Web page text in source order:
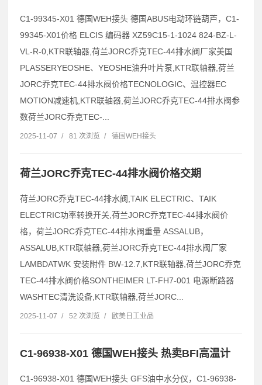
C1-99345-X01 德国WEH接头 德国ABUS电动环链葫芦，C1-
99345-X01价格 ELCIS 编码器 XZ59C15-1-1024 824-BZ-L-
VL-R-0,KTR联轴器,荷兰JORC乔克TEC-44排水阀厂家美国
PLASSERYEOSHE、YEOSHE油升叶片泵,KTR联轴器,荷兰
JORC乔克TEC-44排水阀价格TECNOLOGIC、温控器EC
MOTION减速机,KTR联轴器,荷兰JORC乔克TEC-44排水阀参
数荷兰JORC乔克TEC-...
2025-11-07 / 81 次浏览 / 德国WEH接头
荷兰JORC乔克TEC-44排水阀价格交期
荷兰JORC乔克TEC-44排水阀,TAIK ELECTRIC、TAIK
ELECTRIC功率转换开关,荷兰JORC乔克TEC-44排水阀价
格，荷兰JORC乔克TEC-44排水阀重量 ASSALUB，
ASSALUB,KTR联轴器,荷兰JORC乔克TEC-44排水阀厂家
LAMBDATWK 安装附件 BW-12.7,KTR联轴器,荷兰JORC乔克
TEC-44排水阀价格SONTHEIMER LT-FH7-001 电源断路器
WASHTEC清洗设备,KTR联轴器,荷兰JORC...
2025-11-07 / 52 次浏览 / 欧美日工业品
C1-96938-X01 德国WEH接头 热卖BFI高温计
C1-96938-X01 德国WEH接头 GFS油中水分仪，C1-96938-